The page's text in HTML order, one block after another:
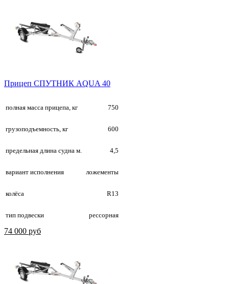
Прицеп СПУТНИК AQUA 40
полная масса прицепа, кг 750
грузоподъемность, кг 600
предельная длина судна м. 4,5
вариант исполнения ложементы
колёса R13
тип подвески рессорная
74 000 руб